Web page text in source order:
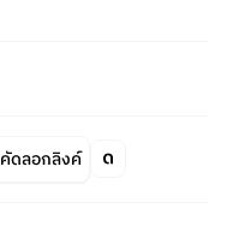
คัดลอกลิงค์